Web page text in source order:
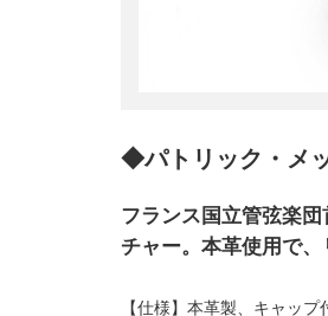
◆パトリック・メ
フランス国立管弦楽
チャー。本革使用で、
【仕様】本革製、キャップ